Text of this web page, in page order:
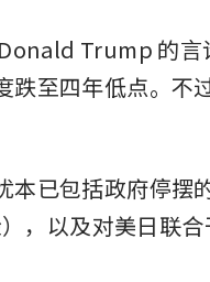
Trump 的言
至四年低点。不
已包括政府停摆
，以及对美日联